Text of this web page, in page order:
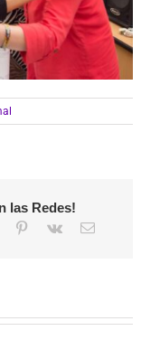
las Redes!
Tumblr Pinterest
Vk
Correo